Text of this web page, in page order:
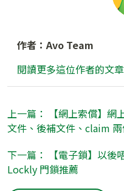
作者：Avo Team
閱讀更多這位作者的文章
上一篇： 【網上索償】網
文件、後補文件、claim
下一篇： 【電子鎖】以後
Lockly 門鎖推薦